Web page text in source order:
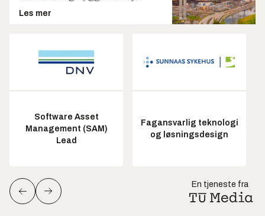
Les mer
Software Asset
Management (SAM)
Lead
Fagansvarlig teknologi
og løsningsdesign
En tjeneste fra